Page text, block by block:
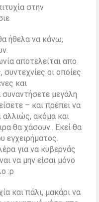
στην
ήθελα να κάνω,
αποτελείται απο
συντεχνίες οι οποίες
και
μεγάλη
– και πρέπει να
αλλιώς, ακόμα και
θα χάσουν.. Εκεί θα
εγχειρήματος.
για να κυβερνάς
να μην είσαι μόνο
:ρ
και πάλι, μακάρι να